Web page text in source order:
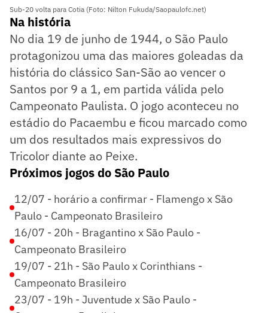
Sub-20 volta para Cotia (Foto: Nilton Fukuda/Saopaulofc.net)
Na história
No dia 19 de junho de 1944, o São Paulo
protagonizou uma das maiores goleadas da
história do clássico San-São ao vencer o
Santos por 9 a 1, em partida válida pelo
Campeonato Paulista. O jogo aconteceu no
estádio do Pacaembu e ficou marcado como
um dos resultados mais expressivos do
Tricolor diante ao Peixe.
Próximos jogos do São Paulo
12/07 - horário a confirmar - Flamengo x São
Paulo - Campeonato Brasileiro
16/07 - 20h - Bragantino x São Paulo -
Campeonato Brasileiro
19/07 - 21h - São Paulo x Corinthians -
Campeonato Brasileiro
23/07 - 19h - Juventude x São Paulo -